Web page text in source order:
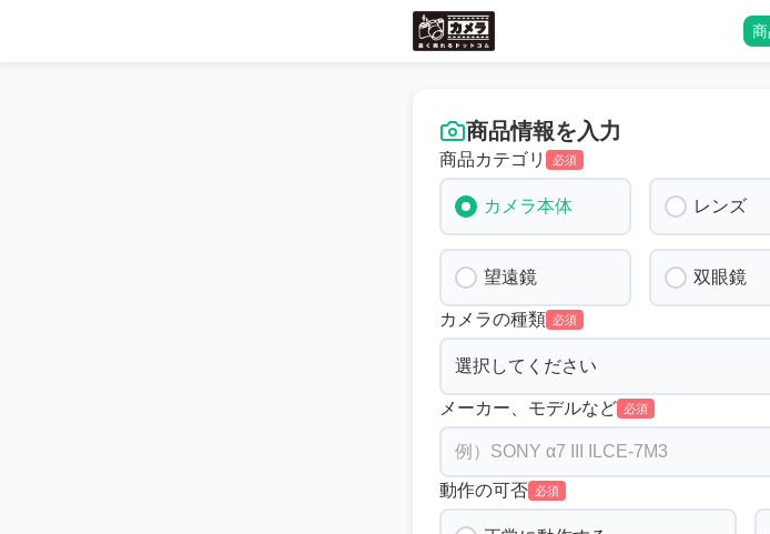
商品情報を入力
商品カテゴリ 必須
カメラ本体 レンズ
望遠鏡 双眼鏡
カメラの種類 必須
メーカー、モデルなど 必須
動作の可否 必須